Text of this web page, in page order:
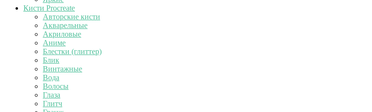
Кисти Procreate
Авторские кисти
Акварельные
Акриловые
Аниме
Блестки (глиттер)
Блик
Винтажные
Вода
Волосы
Глаза
Глитч